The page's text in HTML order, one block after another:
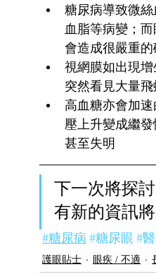
糖尿病導致微
血脂等病變；
會造成很嚴重的
視網膜如出現
突然看見大量飛
高血糖亦會加
壓上升變成繼
甚至失明
下一次將探討
有新的資訊
#糖尿病 #糖尿眼 #
護眼貼士 眼疾 / 不適